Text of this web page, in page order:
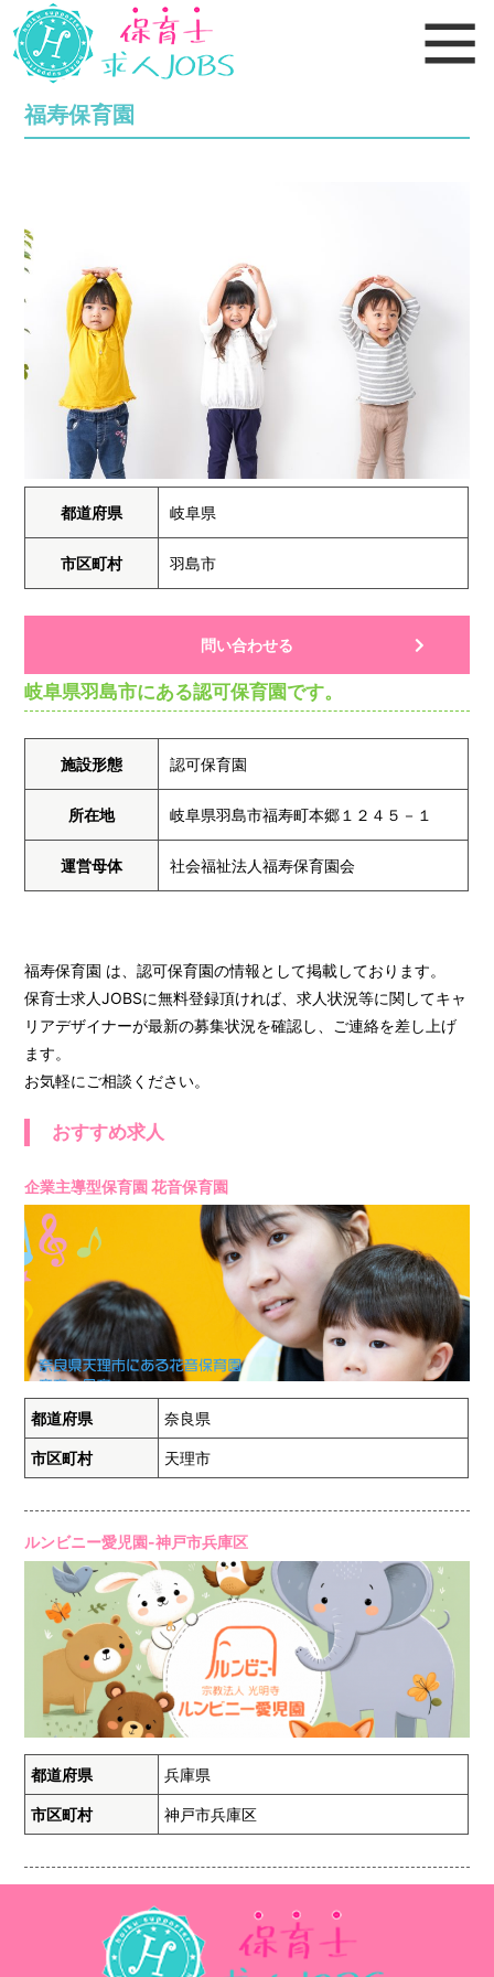
福寿保育園
都道府県 岐阜県
市区町村 羽島市
問い合わせる
岐阜県羽島市にある認可保育園です。
施設形態 認可保育園
所在地 岐阜県羽島市福寿町本郷１２４５－１
運営母体 社会福祉法人福寿保育園会
福寿保育園 は、認可保育園の情報として掲載しております。
保育士求人JOBSに無料登録頂ければ、求人状況等に関してキャ
リアデザイナーが最新の募集状況を確認し、ご連絡を差し上げ
ます。
お気軽にご相談ください。
おすすめ求人
企業主導型保育園 花音保育園
都道府県 奈良県
市区町村 天理市
ルンビニー愛児園-神戸市兵庫区
都道府県 兵庫県
市区町村 神戸市兵庫区